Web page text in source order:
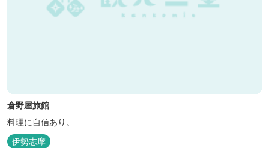
倉野屋旅館
料理に自信あり。
伊勢志摩